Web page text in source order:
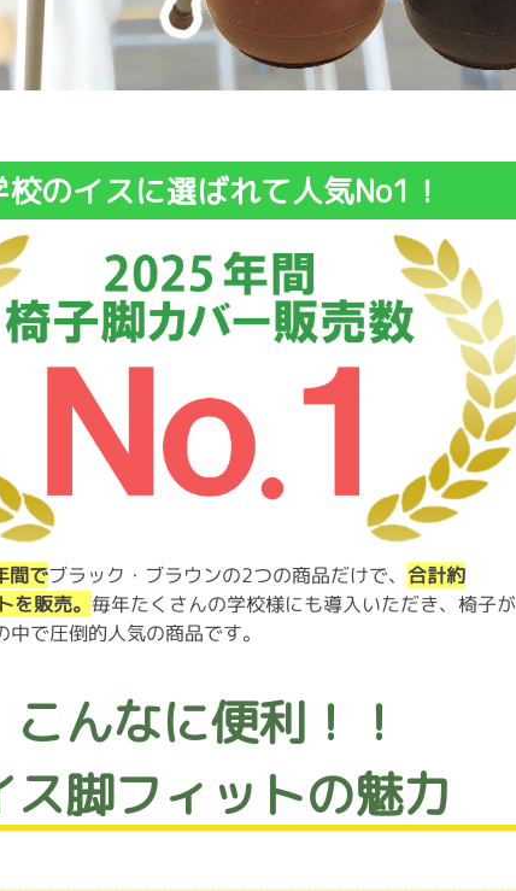
校のイスに選ばれて人気No1！
間でブラック・ブラウンの2つの商品だけで、 合計約
を販売。毎年たくさんの学校様にも導入いただき、椅子が
で圧倒的人気の商品です。
こんなに便利！！
ス脚フィットの魅力